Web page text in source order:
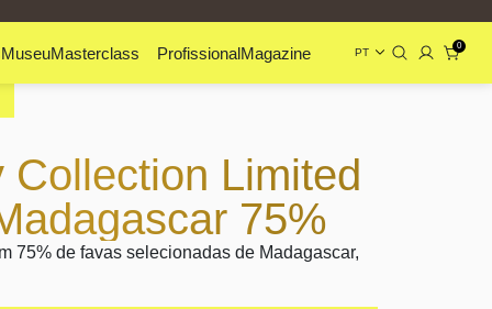
MuseuMasterclass ProfissionalMagazine PT
0
Collection Limited
75%
75% de favas selecionadas de Madagascar,